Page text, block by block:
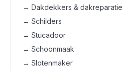
→ Dakdekkers & dakreparatie
→ Schilders
→ Stucadoor
→ Schoonmaak
→ Slotenmaker